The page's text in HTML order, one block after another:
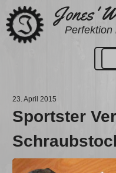
Zum
Inhalt
springen
Jones'
Perfektion
23. April 2015
Sportster